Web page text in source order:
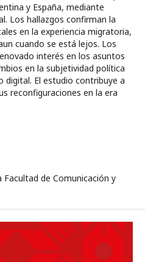
y España, mediante
Los hallazgos confirman la
en la experiencia migratoria,
cuando se está lejos. Los
interés en los asuntos
en la subjetividad política
digital. El estudio contribuye a
reconfiguraciones en la era
de Comunicación y